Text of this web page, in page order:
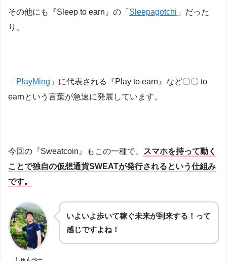
その他にも『Sleep to earn』の「 S leepagotchi 」だった
り、
「 PlayMing 」に代表される『Play to earn』など〇〇 to
earnという言葉が急速に発展しています。
今回の『Sweatcoin』もこの一種で、
スマホを持って動く
ことで独自の仮想通貨SWEATが発行されるという仕組み
です。
しゅんぺー
いよいよ歩いて稼ぐ未来が到来する！って
感じですよね！